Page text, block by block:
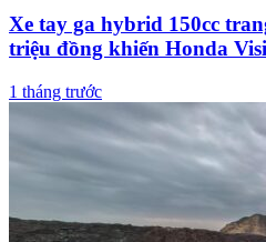
Xe tay ga hybrid 150cc
triệu đồng khiến Honda
1 tháng trước